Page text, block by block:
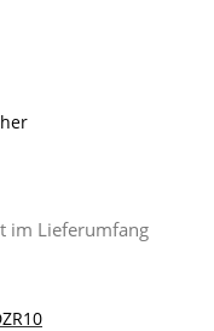
im Lieferumfang